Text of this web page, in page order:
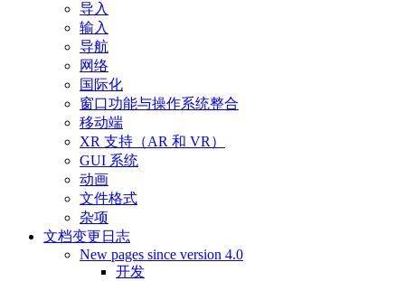
导入
输入
导航
网络
国际化
窗口功能与操作系统整合
移动端
XR 支持（AR 和 VR）
GUI 系统
动画
文件格式
杂项
文档变更日志
New pages since version 4.0
开发